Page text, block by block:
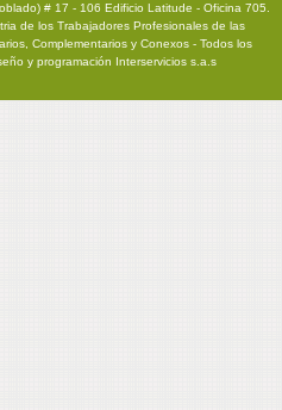
# 17 - 106 Edificio Latitude - Oficina 705.
de los Trabajadores Profesionales de las
Complementarios y Conexos - Todos los
y programación
Interservicios s.a.s